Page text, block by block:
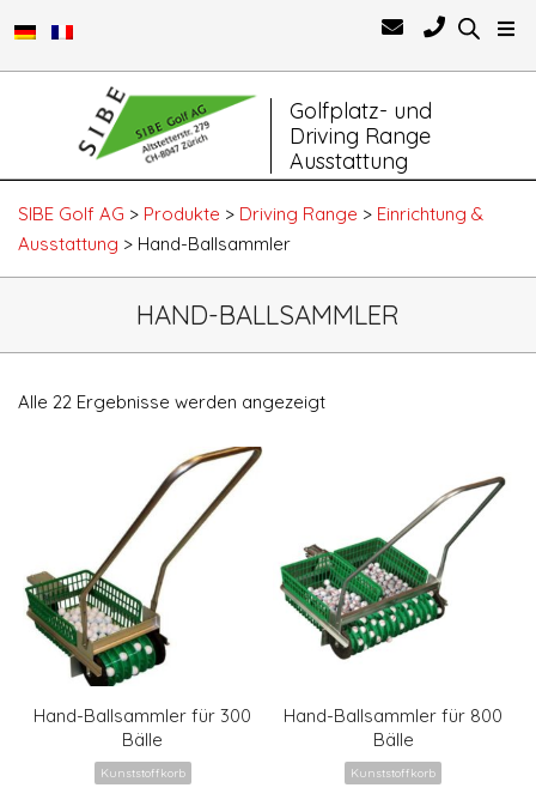
Golfplatz- und
Driving Range
Ausstattung
Navigation
SIBE Golf AG > Produkte > Driving Range > Einrichtung &
Ausstattung > Hand-Ballsammler
HAND-BALLSAMMLER
Alle 22 Ergebnisse werden angezeigt
Hand-Ballsammler für 300
Bälle
Kunststoffkorb
Hand-Ballsammler für 800
Bälle
Kunststoffkorb